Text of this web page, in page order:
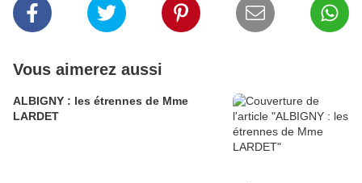
Vous aimerez aussi
ALBIGNY : les étrennes de Mme
LARDET